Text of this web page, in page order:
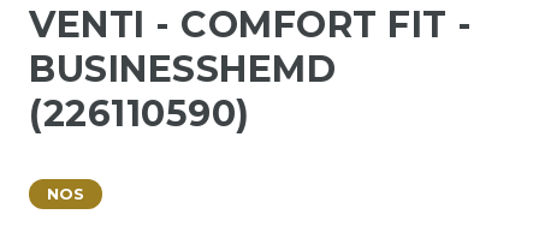
VENTI - COMFORT FIT -
BUSINESSHEMD
(226110590)
NOS